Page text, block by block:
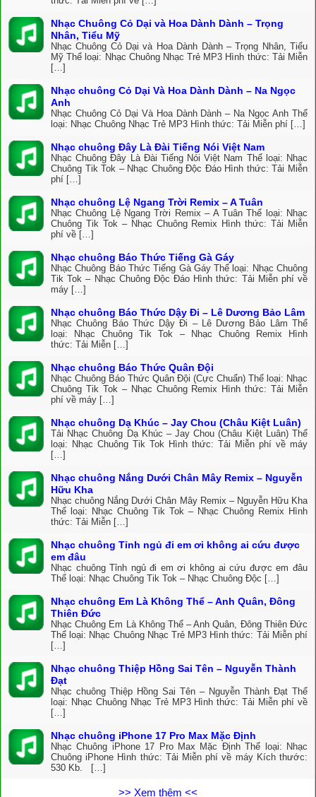
Nhạc Chuông Cỏ Dại và Hoa Dành Dành – Trọng
Nhân, Tiểu Mỹ
Nhạc Chuông Cỏ Dại và Hoa Dành Dành – Trọng Nhân, Tiểu
Mỹ Thể loại: Nhạc Chuông Nhạc Trẻ MP3 Hình thức: Tải Miễn
[…]
Nhạc chuông Cỏ Dại Và Hoa Dành Dành – Na Ngọc
Anh
Nhạc Chuông Cỏ Dại Và Hoa Dành Dành – Na Ngọc Anh Thể
loại: Nhạc Chuông Nhạc Trẻ MP3 Hình thức: Tải Miễn phí […]
Nhạc chuông Đây Là Đài Tiếng Nói Việt Nam
Nhạc Chuông Đây Là Đài Tiếng Nói Việt Nam Thể loại: Nhạc
Chuông Tik Tok – Nhạc Chuông Độc Đáo Hình thức: Tải Miễn
phí […]
Nhạc chuông Lệ Ngang Trời Remix – A Tuân
Nhạc Chuông Lệ Ngang Trời Remix – A Tuân Thể loại: Nhạc
Chuông Tik Tok – Nhạc Chuông Remix Hình thức: Tải Miễn
phí về […]
Nhạc chuông Báo Thức Tiếng Gà Gáy
Nhạc Chuông Báo Thức Tiếng Gà Gáy Thể loại: Nhạc Chuông
Tik Tok – Nhạc Chuông Độc Đáo Hình thức: Tải Miễn phí về
máy […]
Nhạc chuông Báo Thức Dậy Đi – Lê Dương Bảo Lâm
Nhạc Chuông Báo Thức Dậy Đi – Lê Dương Bảo Lâm Thể
loại: Nhạc Chuông Tik Tok – Nhạc Chuông Remix Hình
thức: Tải Miễn […]
Nhạc chuông Báo Thức Quân Đội
Nhạc Chuông Báo Thức Quân Đội (Cực Chuẩn) Thể loại: Nhạc
Chuông Tik Tok – Nhạc Chuông Remix Hình thức: Tải Miễn
phí về máy […]
Nhạc chuông Dạ Khúc – Jay Chou (Châu Kiệt Luân)
Tải Nhạc Chuông Dạ Khúc – Jay Chou (Châu Kiệt Luân) Thể
loại: Nhạc Chuông Tik Tok Hình thức: Tải Miễn phí về máy
[…]
Nhạc chuông Nắng Dưới Chân Mây Remix – Nguyễn
Hữu Kha
Nhạc chuông Nắng Dưới Chân Mây Remix – Nguyễn Hữu Kha
Thể loại: Nhạc Chuông Tik Tok – Nhạc Chuông Remix Hình
thức: Tải Miễn […]
Nhạc chuông Tỉnh ngủ đi em ơi không ai cứu được
em đâu
Nhạc chuông Tỉnh ngủ đi em ơi không ai cứu được em đâu
Thể loại: Nhạc Chuông Tik Tok – Nhạc Chuông Độc […]
Nhạc chuông Em Là Không Thể – Anh Quân, Đông
Thiên Đức
Nhạc Chuông Em Là Không Thể – Anh Quân, Đông Thiên Đức
Thể loại: Nhạc Chuông Nhạc Trẻ MP3 Hình thức: Tải Miễn phí
[…]
Nhạc chuông Thiệp Hồng Sai Tên – Nguyễn Thành
Đạt
Nhạc chuông Thiệp Hồng Sai Tên – Nguyễn Thành Đạt Thể
loại: Nhạc Chuông Nhạc Trẻ MP3 Hình thức: Tải Miễn phí về
[…]
Nhạc chuông iPhone 17 Pro Max Mặc Định
Nhạc Chuông iPhone 17 Pro Max Mặc Định Thể loại: Nhạc
Chuông iPhone Hình thức: Tải Miễn phí về máy Kích thước:
530 Kb. […]
>> Xem thêm <<